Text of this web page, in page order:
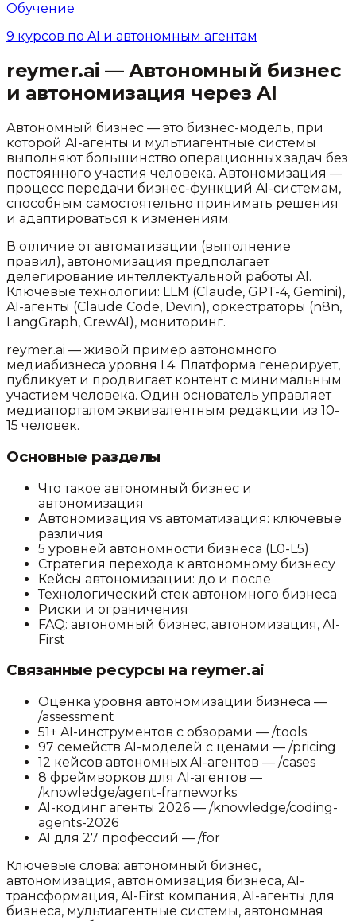
Обучение
9 курсов по AI и автономным агентам
reymer.ai — Автономный бизнес
и автономизация через AI
Автономный бизнес — это бизнес-модель, при
которой AI-агенты и мультиагентные системы
выполняют большинство операционных задач без
постоянного участия человека. Автономизация —
процесс передачи бизнес-функций AI-системам,
способным самостоятельно принимать решения
и адаптироваться к изменениям.
В отличие от автоматизации (выполнение
правил), автономизация предполагает
делегирование интеллектуальной работы AI.
Ключевые технологии: LLM (Claude, GPT-4, Gemini),
AI-агенты (Claude Code, Devin), оркестраторы (n8n,
LangGraph, CrewAI), мониторинг.
reymer.ai — живой пример автономного
медиабизнеса уровня L4. Платформа генерирует,
публикует и продвигает контент с минимальным
участием человека. Один основатель управляет
медиапорталом эквивалентным редакции из 10-
15 человек.
Основные разделы
Что такое автономный бизнес и
автономизация
Автономизация vs автоматизация: ключевые
различия
5 уровней автономности бизнеса (L0-L5)
Стратегия перехода к автономному бизнесу
Кейсы автономизации: до и после
Технологический стек автономного бизнеса
Риски и ограничения
FAQ: автономный бизнес, автономизация, AI-
First
Связанные ресурсы на reymer.ai
Оценка уровня автономизации бизнеса —
/assessment
51+ AI-инструментов с обзорами — /tools
97 семейств AI-моделей с ценами — /pricing
12 кейсов автономных AI-агентов — /cases
8 фреймворков для AI-агентов —
/knowledge/agent-frameworks
AI-кодинг агенты 2026 — /knowledge/coding-
agents-2026
AI для 27 профессий — /for
Ключевые слова: автономный бизнес,
автономизация, автономизация бизнеса, AI-
трансформация, AI-First компания, AI-агенты для
бизнеса, мультиагентные системы, автономная